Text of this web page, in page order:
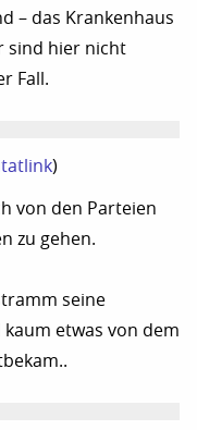
– das Krankenhaus
sind hier nicht
Fall.
)
von den Parteien
zu gehen.
seine
etwas von dem